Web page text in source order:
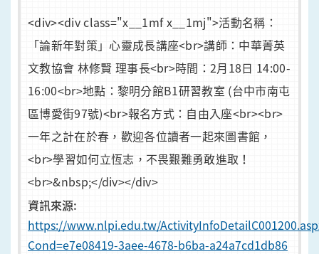
<div><div class="x__1mf x__1mj">活動名稱：
「論新年對策」心靈成長講座<br>講師：中華菁英
文教協會 林修賢 理事長<br>時間：2月18日 14:00-
16:00<br>地點：黎明分館B1研習教室 (台中市南屯
區博愛街97號)<br>報名方式：自由入座<br><br>
一年之計在於春，歡迎各位讀者一起來圖書館，
<br>學習如何立恆志，不畏艱難勇敢進取！
<br>&nbsp;</div></div>
資訊來源:
https://www.nlpi.edu.tw/
Cond=e7e08419-3aee-4678-b6ba-a24a7cd1db86